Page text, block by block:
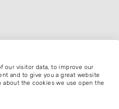
our visitor data, to improve our
and to give you a great website
the cookies we use open the